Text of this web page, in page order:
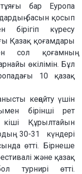
бар Еуропа
басын қосып
бірігіп күресу
Қазақ қоғамдары
сол қоғамның
өкілімін. Бұл
10 қазақ
кеңейту үшін
бірінші рет
Құрылтайын
30-31 күндері
өтті. Бірнеше
және қазақ
турнирі өтті.